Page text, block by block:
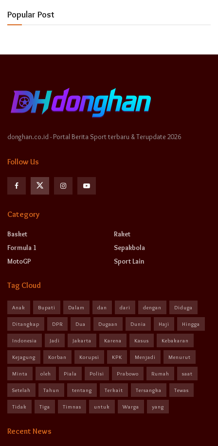
Popular Post
donghan.co.id - Portal Berita Sport terbaru & Terupdate 2026
Follow Us
Category
Basket
Formula 1
MotoGP
Raket
Sepakbola
Sport Lain
Tag Cloud
Anak Bupati Dalam dan dari dengan Diduga
Ditangkap DPR Dua Dugaan Dunia Haji Hingga
Indonesia Jadi Jakarta Karena Kasus Kebakaran
Kejagung Korban Korupsi KPK Menjadi Menurut
Minta oleh Piala Polisi Prabowo Rumah saat
Setelah Tahun tentang Terkait Tersangka Tewas
Tidak Tiga Timnas untuk Warga yang
Recent News